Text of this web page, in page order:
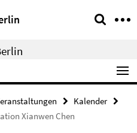
Kalender
Xianwen Chen